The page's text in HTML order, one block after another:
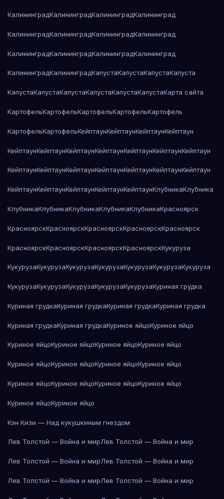
КалининградКалининградКалининградКалининград
КалининградКалининградКалининградКалининград
КалининградКалининградКалининградКалининград
КалининградКалининградКапустаКапустаКапустаКапуста
КапустаКапустаКапустаКапустаКапустаКапустаКарта сайта
КартофельКартофельКартофельКартофельКартофель
КартофельКартофельКейптаунКейптаунКейптаунКейптаун
КейптаунКейптаунКейптаунКейптаунКейптаунКейптаунКейптаун
КейптаунКейптаунКейптаунКейптаунКейптаунКейптаунКейптаун
КейптаунКейптаунКейптаунКейптаунКейптаунКлубникаКлубника
КлубникаКлубникаКлубникаКлубникаКлубникаКрасноярск
КрасноярскКрасноярскКрасноярскКрасноярскКрасноярск
КрасноярскКрасноярскКрасноярскКрасноярскКукуруза
КукурузаКукурузаКукурузаКукурузаКукурузаКукурузаКукуруза
КукурузаКукурузаКукурузаКукурузаКукурузаКуриная грудка
Куриная грудкаКуриная грудкаКуриная грудкаКуриная грудка
Куриная грудкаКуриная грудкаКуриное яйцоКуриное яйцо
Куриное яйцоКуриное яйцоКуриное яйцоКуриное яйцо
Куриное яйцоКуриное яйцоКуриное яйцоКуриное яйцо
Куриное яйцоКуриное яйцоКуриное яйцоКуриное яйцо
Куриное яйцоКуриное яйцо
Кэн Кизи — Над кукушкиным гнездом
Лев Толстой — Война и мирЛев Толстой — Война и мир
Лев Толстой — Война и мирЛев Толстой — Война и мир
Лев Толстой — Война и мирЛев Толстой — Война и мир